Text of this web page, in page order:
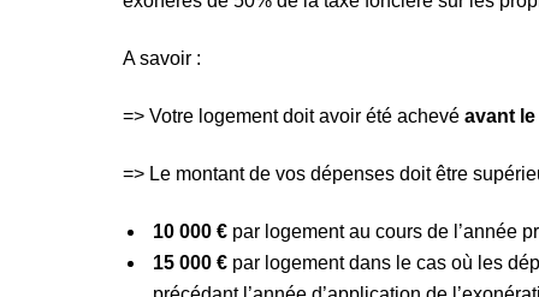
A savoir :
=> Votre logement doit avoir été achevé avant le
=> Le montant de vos dépenses doit être
10 000 € par logement au cours de l’année
15 000 € par logement dans le cas où les